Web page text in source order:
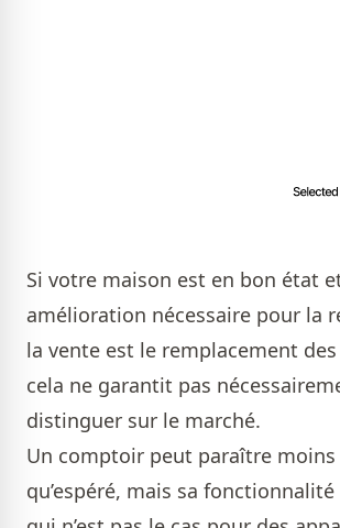
Si votre maison est en bon état
amélioration nécessaire pour la
la vente est le remplacement
cela ne garantit pas
distinguer sur le marché.
Un comptoir peut paraître
qu’espéré, mais sa